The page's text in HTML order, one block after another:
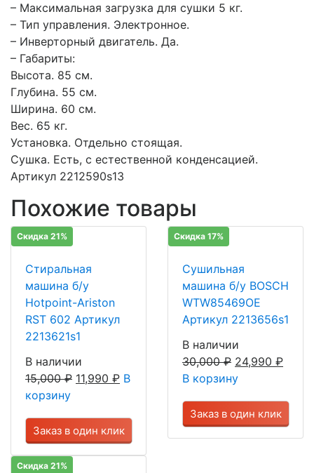
– Максимальная загрузка для сушки 5 кг.
– Тип управления. Электронное.
– Инверторный двигатель. Да.
– Габариты:
Высота. 85 см.
Глубина. 55 см.
Ширина. 60 см.
Вес. 65 кг.
Установка. Отдельно стоящая.
Сушка. Есть, с естественной конденсацией.
Артикул 2212590s13
Похожие товары
Скидка 21%
Стиральная
машина б/у
Hotpoint-Ariston
RST 602 Артикул
2213621s1
В наличии
15,000₽ 11,990 ₽ В
корзину
Заказ в один клик
Скидка 17%
Сушильная
машина б/у BOSCH
WTW85469OE
Артикул 2213656s1
В наличии
30,000₽ 24,990 ₽
В корзину
Заказ в один клик
Скидка 21%